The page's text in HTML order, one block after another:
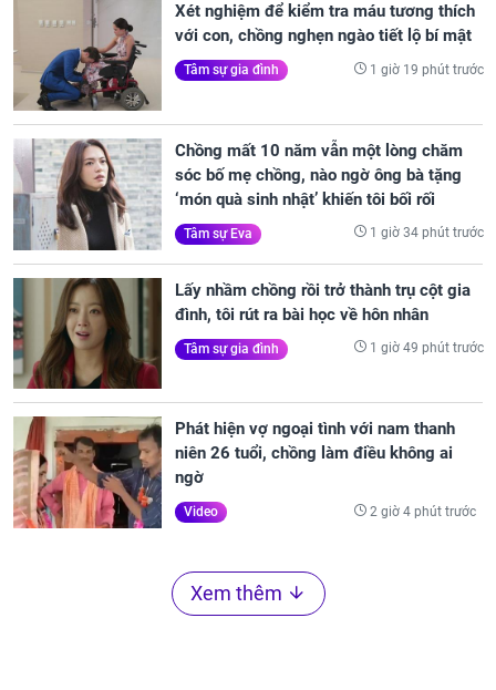
Xét nghiệm để kiểm tra máu tương thích
với con, chồng nghẹn ngào tiết lộ bí mật
Tâm sự gia đình 1 giờ 19 phút trước
Chồng mất 10 năm vẫn một lòng chăm
sóc bố mẹ chồng, nào ngờ ông bà tặng
‘món quà sinh nhật’ khiến tôi bối rối
Tâm sự Eva 1 giờ 34 phút trước
Lấy nhầm chồng rồi trở thành trụ cột gia
đình, tôi rút ra bài học về hôn nhân
Tâm sự gia đình 1 giờ 49 phút trước
Phát hiện vợ ngoại tình với nam thanh
niên 26 tuổi, chồng làm điều không ai
ngờ
Video 2 giờ 4 phút trước
Xem thêm